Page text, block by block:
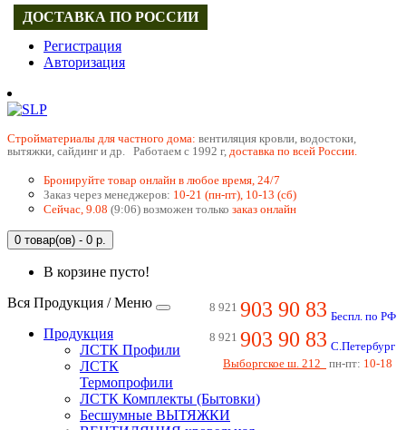
Регистрация
Авторизация
Cтройматериалы для частного дома: вентиляция кровли, водостоки,
вытяжки, сайдинг и др. Работаем с 1992 г, доставка по всей России.
Бронируйте товар онлайн в любое время, 24/7
Заказ через менеджеров: 10-21 (пн-пт), 10-13 (сб)
Сейчас, 9.08 (9:06) возможен только заказ онлайн
0 товар(ов) - 0 р.
В корзине пусто!
8 921 903 90 83 Беспл. по РФ
8 921 903 90 83 С.Петербург
Выборгское ш. 212
пн-пт: 10-18
Вся Продукция / Меню
Продукция
ЛСТК Профили
ЛСТК
Термопрофили
ЛСТК Комплекты (Бытовки)
Бесшумные ВЫТЯЖКИ
ДОСТАВКА ПО РОССИИ